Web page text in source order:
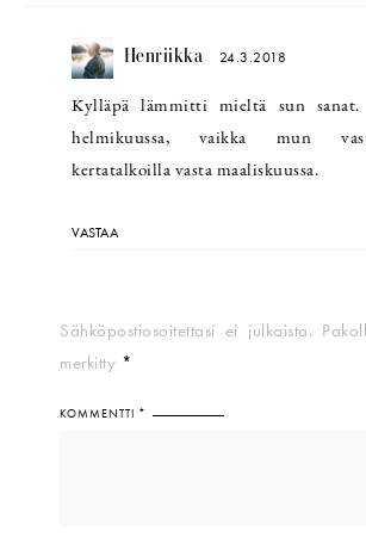
Henriikka 24.3.2018
Kylläpä lämmitti mieltä sun
helmikuussa, vaikka mun
kertatalkoilla vasta maaliskuussa.
VASTAA
Sähköpostiosoitettasi ei julkaista.
merkitty *
KOMMENTTI *